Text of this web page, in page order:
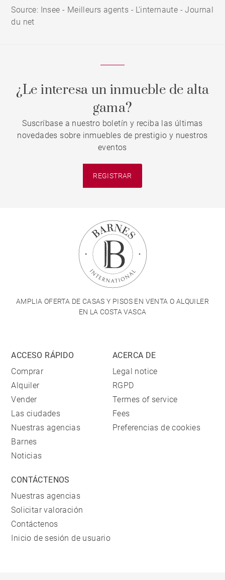
Source: Insee - Meilleurs agents - L'internaute - Journal
du net
¿Le interesa un inmueble de alta
gama?
Suscríbase a nuestro boletín y reciba las últimas
novedades sobre inmuebles de prestigio y nuestros
eventos
REGISTRAR
AMPLIA OFERTA DE CASAS Y PISOS EN VENTA O ALQUILER
EN LA COSTA VASCA
ACCESO RÁPIDO
Comprar
Alquiler
Vender
Las ciudades
Nuestras agencias
Barnes
Noticias
ACERCA DE
Legal notice
RGPD
Termes of service
Fees
Preferencias de cookies
CONTÁCTENOS
Nuestras agencias
Solicitar valoración
Contáctenos
Inicio de sesión de usuario